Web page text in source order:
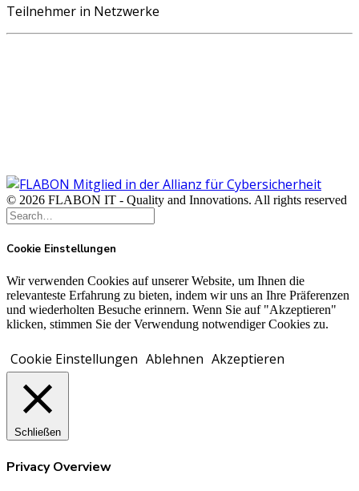
Teilnehmer in Netzwerke
© 2026 FLABON IT - Quality and Innovations. All rights reserved
Cookie Einstellungen
Wir verwenden Cookies auf unserer Website, um Ihnen die
relevanteste Erfahrung zu bieten, indem wir uns an Ihre Präferenzen
und wiederholten Besuche erinnern. Wenn Sie auf "Akzeptieren"
klicken, stimmen Sie der Verwendung notwendiger Cookies zu.
Cookie Einstellungen Ablehnen Akzeptieren
Schließen
Privacy Overview